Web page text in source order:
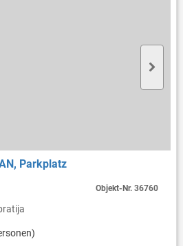
Parkplatz
Objekt-Nr.36760